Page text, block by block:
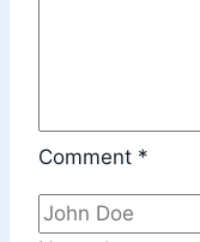
Comment *